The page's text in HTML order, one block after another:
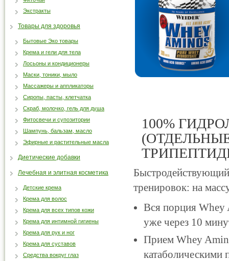
100%
тренировок: на
Вся порция Whey
уже через 10
Прием Whey
катаболическими
Экстракты
Товары для здоровья
Бытовые Эко товары
Крема и гели для тела
Лосьоны и кондиционеры
Маски, тоники, мыло
Массажеры и аппликаторы
Сиропы, пасты, клетчатка
Скраб, молочко, гель для душа
Фитосвечи и супозитории
Шампунь, бальзам, масло
Эфирные и растительные масла
Диетические добавки
Лечебная и элитная косметика
Детские крема
Крема для волос
Крема для всех типов кожи
Крема для интимной гигиены
Крема для рук и ног
Крема для суставов
Средства вокруг глаз